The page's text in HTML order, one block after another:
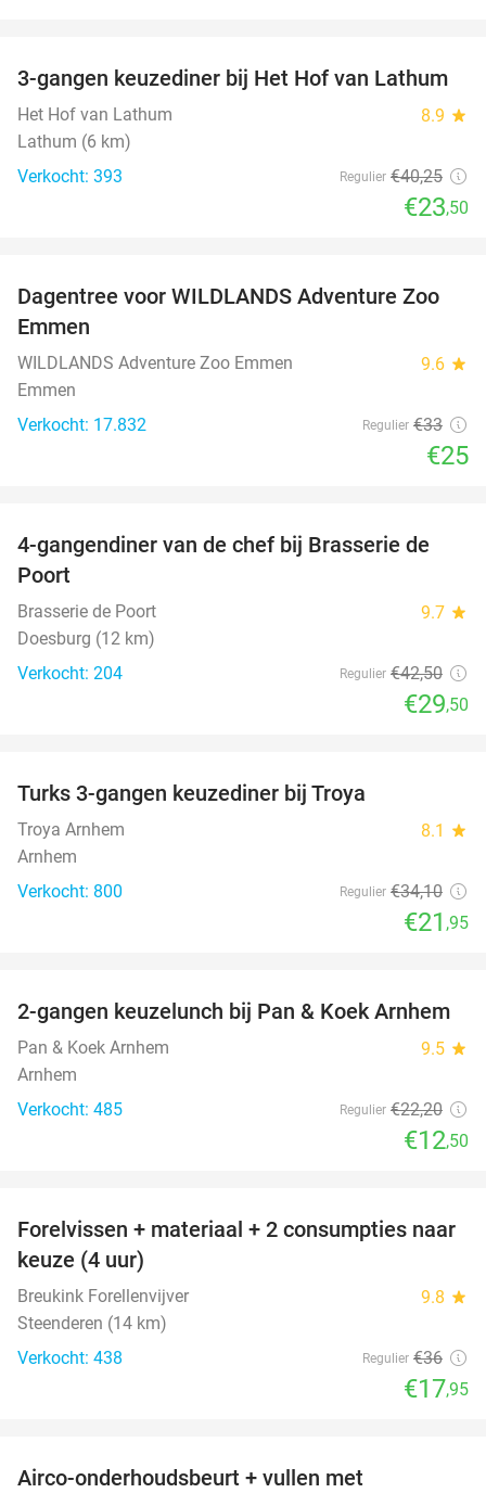
42%
3-gangen keuzediner bij Het Hof van Lathum
Het Hof van Lathum 8.9 star
Lathum (6 km)
Verkocht: 393
Regulier €40,25
€23,50
24%
Dagentree voor WILDLANDS Adventure Zoo
Emmen
WILDLANDS Adventure Zoo Emmen 9.6 star
Emmen
Verkocht: 17.832
Regulier €33
€25
31%
4-gangendiner van de chef bij Brasserie de
Poort
Brasserie de Poort 9.7 star
Doesburg (12 km)
Verkocht: 204
Regulier €42,50
€29,50
Turks 3-gangen keuzediner bij Troya
Troya Arnhem 8.1 star
Arnhem
Verkocht: 800
Regulier €34,10
€21 ,95
44%
2-gangen keuzelunch bij Pan & Koek Arnhem
Pan & Koek Arnhem 9.5 star
Arnhem
Verkocht: 485
Regulier €22,20
€12,50
50%
Forelvissen + materiaal + 2 consumpties naar
keuze (4 uur)
Breukink Forellenvijver 9.8 star
Steenderen (14 km)
Verkocht: 438
Regulier €36
€17,95
Airco-onderhoudsbeurt + vullen met